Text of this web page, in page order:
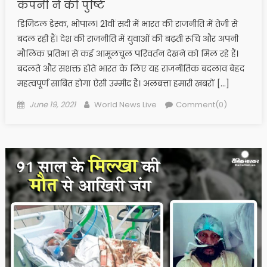
कंपनी ने की पुष्टि
डिजिटल डेस्क, भोपाल। 21वीं सदी में भारत की राजनीति में तेजी से
बदल रही हैं। देश की राजनीति में युवाओं की बढ़ती रूचि और अपनी
मौलिक प्रतिभा से कई आमूलचूल परिवर्तन देखने को मिल रहे हैं।
बदलते और सशक्त होते भारत के लिए यह राजनीतिक बदलाव बेहद
महत्वपूर्ण साबित होगा ऐसी उम्मीद हैं। अलबत्ता हमारी खबरों […]
Posted on
June 19, 2021 Author
World News Live Comment(0)